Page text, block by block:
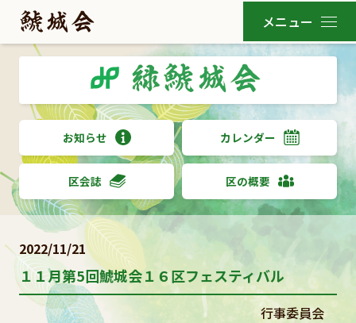
お知らせ カレンダー
区会誌 区の概要
2022/11/21
１１月第5回鯱城会１６区フェスティバル
行事委員会